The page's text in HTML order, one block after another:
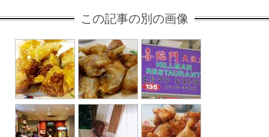
この記事の別の画像